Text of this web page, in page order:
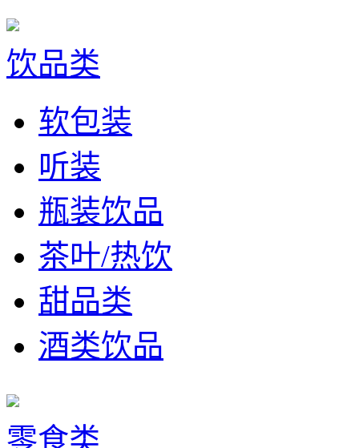
饮品类
软包装
听装
瓶装饮品
茶叶/热饮
甜品类
酒类饮品
零食类